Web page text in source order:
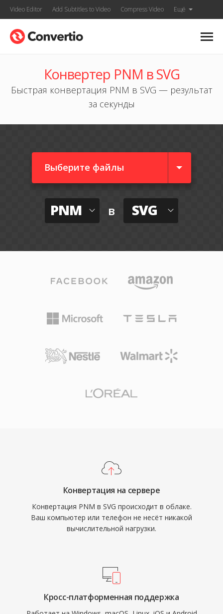
Video Editor Add Subtitles to Video Compress Video Ещё
Конвертер PNM в SVG
Быстрая конвертация PNM в SVG — результат
за секунды
Выберите файлы
PNM в SVG
Конвертация на сервере
Конвертация PNM в SVG происходит в облаке.
Ваш компьютер или телефон не несёт никакой
вычислительной нагрузки.
Кросс-платформенная поддержка